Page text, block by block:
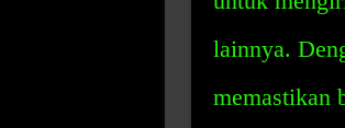
lainnya.
memastikan